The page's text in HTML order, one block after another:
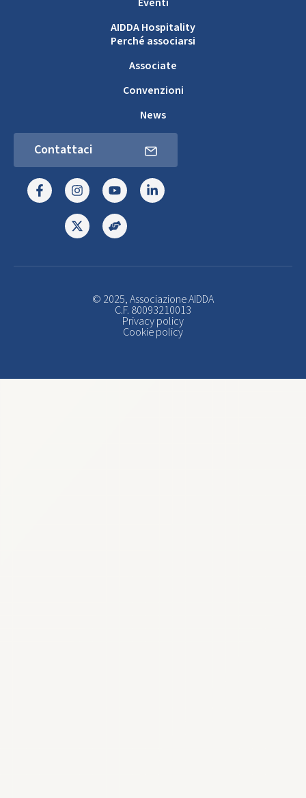
AIDDA Hospitality
Perché associarsi
Associate
Convenzioni
News
Contattaci
© 2025, Associazione AIDDA
C.F. 80093210013
Privacy policy
Cookie policy